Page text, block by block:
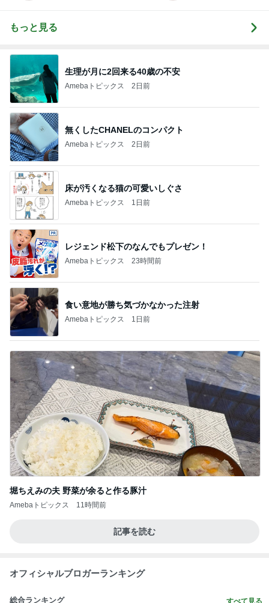
もっと見る
生理が月に2回来る40歳の不安
Amebaトピックス 2日前
無くしたCHANELのコンパクト
Amebaトピックス 2日前
床が汚くなる猫の可愛いしぐさ
Amebaトピックス 1日前
レジェンド松下のなんでもプレゼン！
Amebaトピックス 23時間前
食い意地が勝ち気づかなかった注射
Amebaトピックス 1日前
堀ちえみの夫 野菜が余ると作る豚汁
Amebaトピックス 11時間前
記事を読む
オフィシャルブロガーランキング
総合ランキング すべて見る